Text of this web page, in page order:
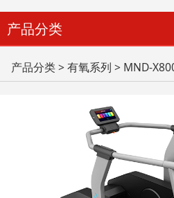
产品分类
MND-X800
产品分类>有氧系列 > MND-